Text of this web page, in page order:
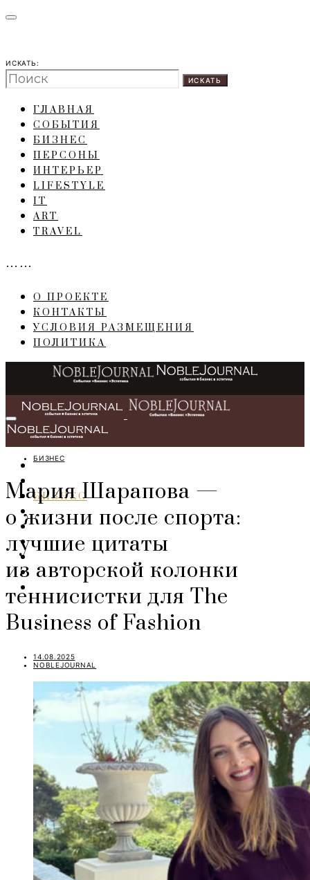
ИСКАТЬ:
ИСКАТЬ
ГЛАВНАЯ
СОБЫТИЯ
БИЗНЕС
ПЕРСОНЫ
ИНТЕРЬЕР
LIFESTYLE
IT
ART
TRAVEL
……
О ПРОЕКТЕ
КОНТАКТЫ
УСЛОВИЯ РАЗМЕЩЕНИЯ
ПОЛИТИКА
ГЛАВНАЯ
СОБЫТИЯ
БИЗНЕС
ПЕРСОНЫ
ИНТЕРЬЕР
LIFESTYLE
ART
БИЗНЕС
Мария Шарапова —
о жизни после спорта:
лучшие цитаты
из авторской колонки
теннисистки для The
Business of Fashion
14.08.2025
NOBLEJOURNAL